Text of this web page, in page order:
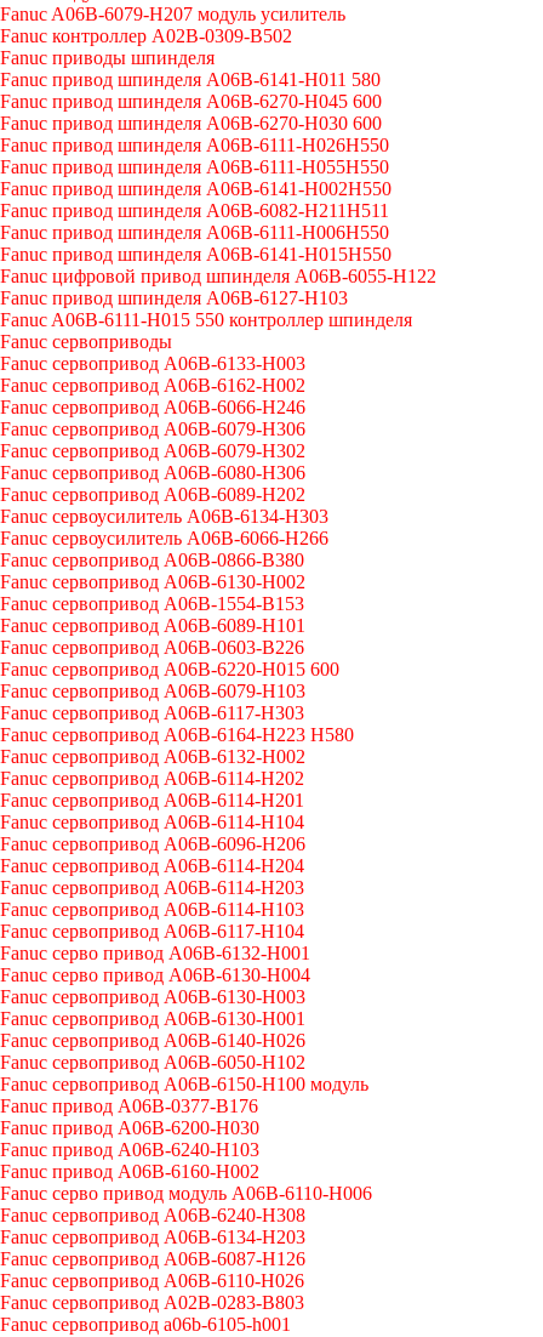
Fanuc A06B-6079-H207 модуль усилитель
Fanuc контроллер A02B-0309-B502
Fanuc приводы шпинделя
Fanuc привод шпинделя A06B-6141-H011 580
Fanuc привод шпинделя A06B-6270-H045 600
Fanuc привод шпинделя A06B-6270-H030 600
Fanuc привод шпинделя A06B-6111-H026H550
Fanuc привод шпинделя A06B-6111-H055H550
Fanuc привод шпинделя A06B-6141-H002H550
Fanuc привод шпинделя A06B-6082-H211H511
Fanuc привод шпинделя A06B-6111-H006H550
Fanuc привод шпинделя A06B-6141-H015H550
Fanuc цифровой привод шпинделя A06B-6055-H122
Fanuc привод шпинделя A06B-6127-H103
Fanuc A06B-6111-H015 550 контроллер шпинделя
Fanuc сервоприводы
Fanuc сервопривод A06B-6133-H003
Fanuc сервопривод A06B-6162-H002
Fanuc сервопривод A06B-6066-H246
Fanuc сервопривод A06B-6079-H306
Fanuc сервопривод A06B-6079-H302
Fanuc сервопривод A06B-6080-H306
Fanuc сервопривод A06B-6089-H202
Fanuc сервоусилитель A06B-6134-H303
Fanuc сервоусилитель A06B-6066-H266
Fanuc сервопривод A06B-0866-B380
Fanuc сервопривод A06B-6130-H002
Fanuc сервопривод A06B-1554-B153
Fanuc сервопривод A06B-6089-H101
Fanuc сервопривод A06B-0603-B226
Fanuc сервопривод A06B-6220-H015 600
Fanuc сервопривод A06B-6079-H103
Fanuc сервопривод A06B-6117-H303
Fanuc сервопривод A06B-6164-H223 H580
Fanuc сервопривод A06B-6132-H002
Fanuc сервопривод A06B-6114-H202
Fanuc сервопривод A06B-6114-H201
Fanuc сервопривод A06B-6114-H104
Fanuc сервопривод A06B-6096-H206
Fanuc сервопривод A06B-6114-H204
Fanuc сервопривод A06B-6114-H203
Fanuc сервопривод A06B-6114-H103
Fanuc сервопривод A06B-6117-H104
Fanuc серво привод A06B-6132-H001
Fanuc серво привод A06B-6130-H004
Fanuc сервопривод A06B-6130-H003
Fanuc сервопривод A06B-6130-H001
Fanuc сервопривод A06B-6140-H026
Fanuc сервопривод A06B-6050-H102
Fanuc сервопривод A06B-6150-H100 модуль
Fanuc привод A06B-0377-B176
Fanuc привод A06B-6200-H030
Fanuc привод A06B-6240-H103
Fanuc привод A06B-6160-H002
Fanuc серво привод модуль A06B-6110-H006
Fanuc сервопривод A06B-6240-H308
Fanuc сервопривод A06B-6134-H203
Fanuc сервопривод A06B-6087-H126
Fanuc сервопривод A06B-6110-H026
Fanuc сервопривод A02B-0283-B803
Fanuc сервопривод a06b-6105-h001